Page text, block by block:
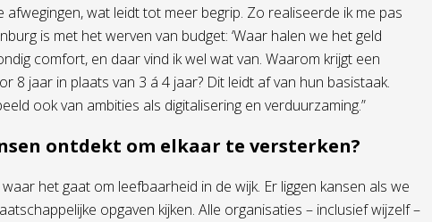
afwegingen, wat leidt tot meer begrip. Zo realiseerde ik me pas
is met het werven van budget: ‘Waar halen we het geld
comfort, en daar vind ik wel wat van. Waarom krijgt een
8 jaar in plaats van 3 á 4 jaar? Dit leidt af van hun basistaak.
ook van ambities als digitalisering en verduurzaming.”
ontdekt om elkaar te versterken?
waar het gaat om leefbaarheid in de wijk. Er liggen kansen als we
opgaven kijken. Alle organisaties – inclusief wijzelf –